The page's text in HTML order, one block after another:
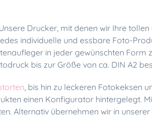
Drucker, mit denen wir Ihre tollen
individuelle und essbare Foto-
in jeder gewünschten Form
bis zur Größe von ca. DIN A2
, bis hin zu leckeren Fotokeksen
einen Konfigurator hintergelegt.
Alternativ übernehmen wir in